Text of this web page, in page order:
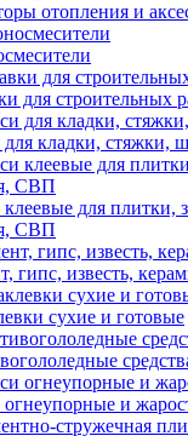
отопления и
для строительных
кладки, стяжки,
для плитки,
СВП
гипс, известь,
сухие и готовые
и